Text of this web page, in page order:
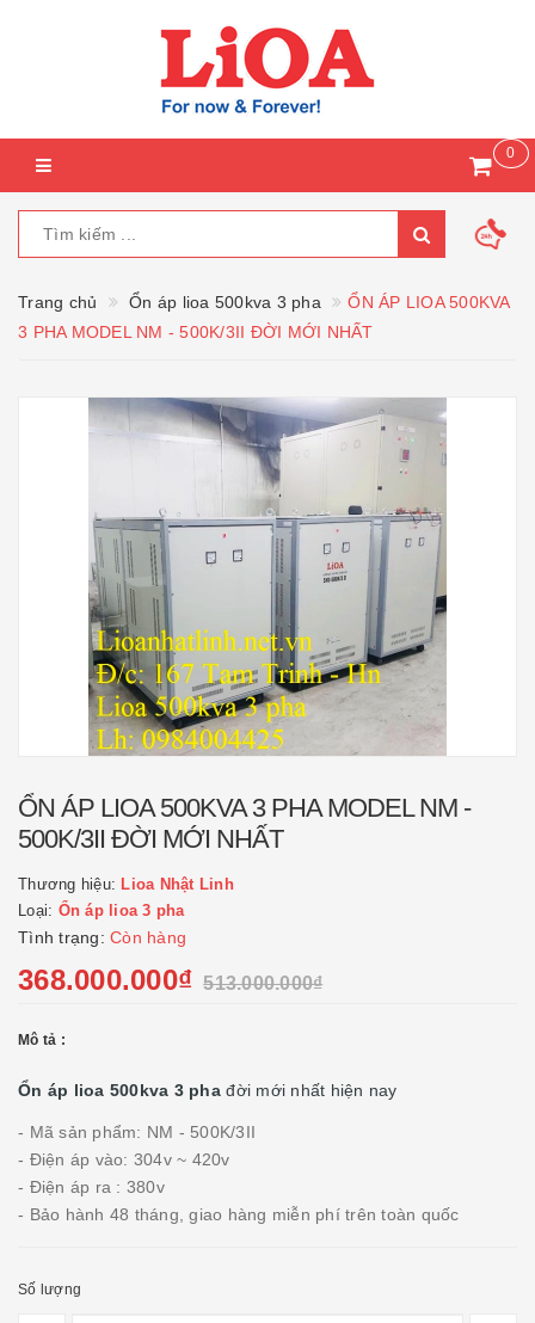
0
Trang chủ Ổn áp lioa 500kva 3 pha
ỔN ÁP LIOA 500KVA
3 PHA MODEL NM - 500K/3II ĐỜI MỚI NHẤT
ỔN ÁP LIOA 500KVA 3 PHA MODEL NM -
500K/3II ĐỜI MỚI NHẤT
Thương hiệu: Lioa Nhật Linh
Loại: Ổn áp lioa 3 pha
Tình trạng: Còn hàng
368.000.000₫ 513.000.000₫
Mô tả :
Ổn áp lioa 500kva 3 phađời mới nhất hiện nay
- Mã sản phẩm: NM - 500K/3II
- Điện áp vào: 304v ~ 420v
- Điện áp ra : 380v
- Bảo hành 48 tháng, giao hàng miễn phí trên toàn quốc
Số lượng